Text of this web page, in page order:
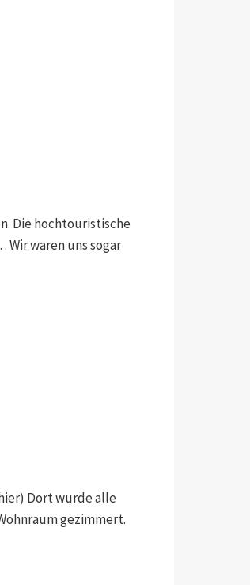
Die hochtouristische
waren uns sogar
Dort wurde alle
gezimmert.